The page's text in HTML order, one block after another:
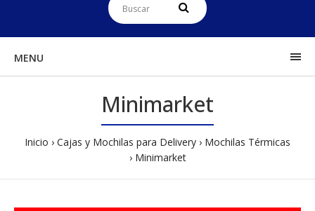
MENU
Minimarket
Inicio Cajas y Mochilas para Delivery
Mochilas Térmicas
Minimarket